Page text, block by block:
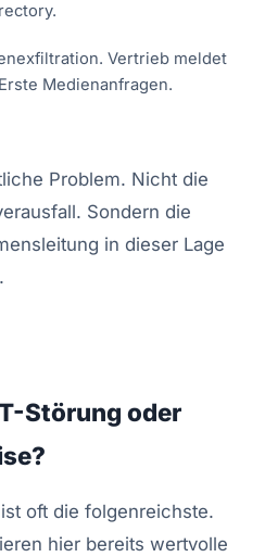
Vertrieb meldet
Medienanfragen.
Problem. Nicht die
Sondern die
in dieser Lage
Störung oder
oft die folgenreichste.
hier bereits wertvolle